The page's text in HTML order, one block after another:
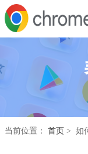
当前位置： 首页 > 如